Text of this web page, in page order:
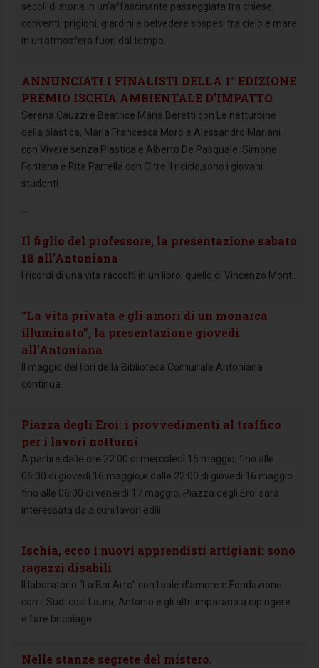
secoli di storia in un’affascinante passeggiata tra chiese,
conventi, prigioni, giardini e belvedere sospesi tra cielo e mare
in un’atmosfera fuori dal tempo.
ANNUNCIATI I FINALISTI DELLA 1° EDIZIONE
PREMIO ISCHIA AMBIENTALE D’IMPATTO
Serena Cauzzi e Beatrice Maria Beretti con Le netturbine
della plastica, Maria Francesca Moro e Alessandro Mariani
con Vivere senza Plastica e Alberto De Pasquale, Simone
Fontana e Rita Parrella con Oltre il riciclo,sono i giovani
studenti
...
Il figlio del professore, la presentazione sabato
18 all’Antoniana
I ricordi di una vita raccolti in un libro, quello di Vincenzo Monti.
“La vita privata e gli amori di un monarca
illuminato”, la presentazione giovedì
all’Antoniana
Il maggio dei libri della Biblioteca Comunale Antoniana
continua.
Piazza degli Eroi: i provvedimenti al traffico
per i lavori notturni
A partire dalle ore 22:00 di mercoledì 15 maggio, fino alle
06:00 di giovedì 16 maggio,e dalle 22:00 di giovedì 16 maggio
fino alle 06:00 di venerdì 17 maggio, Piazza degli Eroi sarà
interessata da alcuni lavori edili.
Ischia, ecco i nuovi apprendisti artigiani: sono
ragazzi disabili
Il laboratorio “La.Bor.Arte” con I.sole d’amore e Fondazione
con il Sud: così Laura, Antonio e gli altri imparano a dipingere
e fare bricolage
Nelle stanze segrete del mistero.